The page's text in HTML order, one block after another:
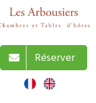
Réserver